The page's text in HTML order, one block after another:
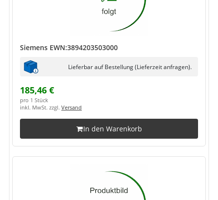
Siemens EWN:3894203503000
Lieferbar auf Bestellung (Lieferzeit anfragen).
185,46 €
pro 1 Stück
inkl. MwSt. zzgl. Versand
In den Warenkorb